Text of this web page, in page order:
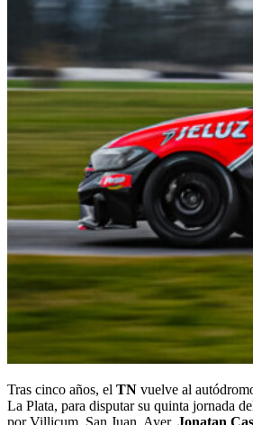
Tras cinco años, el TN vuelve al
La Plata, para disputar su quinta jornada
por Villicum, San Juan. Ayer, Jonatan